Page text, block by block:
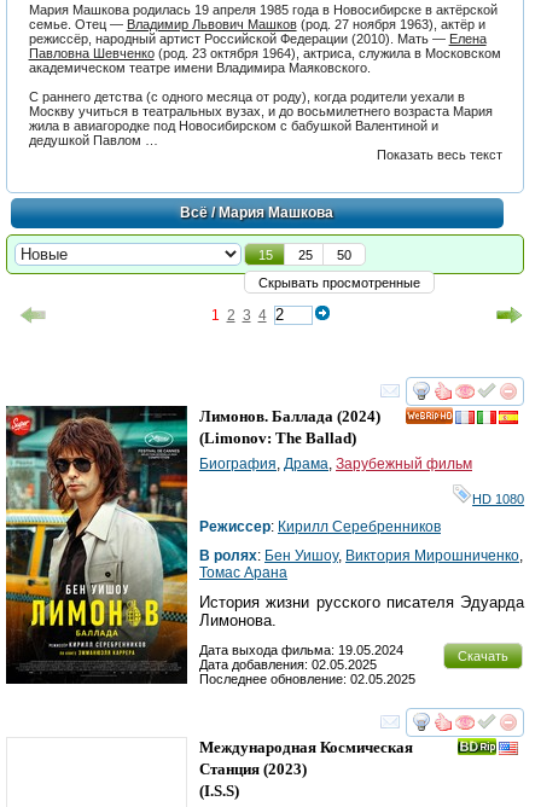
Мария Машкова родилась 19 апреля 1985 года в Новосибирске в актёрской
семье. Отец — Владимир Львович Машков(род. 27 ноября 1963), актёр и
режиссёр, народный артист Российской Федерации (2010). Мать — Елена
Павловна Шевченко(род. 23 октября 1964), актриса, служила в Московском
академическом театре имени Владимира Маяковского.
С раннего детства (с одного месяца от роду), когда родители уехали в
Москву учиться в театральных вузах, и до восьмилетнего возраста Мария
жила в авиагородке под Новосибирском с бабушкой Валентиной и
дедушкой Павлом …
Показать весь текст
Всё/ Мария Машкова
15 25
50
Скрывать просмотренные
1 2 3 4
смотреть
Лимонов. Баллада (2024)
(Limonov: The Ballad)
Биография Драма Зарубежный фильм
HD 1080
Режиссер: Кирилл Серебренников
В ролях: Бен Уишоу, Виктория Мирошниченко
Томас Арана
История жизни русского писателя Эдуарда
Лимонова.
Скачать
Дата выхода фильма: 19.05.2024
Дата добавления: 02.05.2025
Последнее обновление: 02.05.2025
смотреть
Международная Космическая
Станция (2023)
(I.S.S)